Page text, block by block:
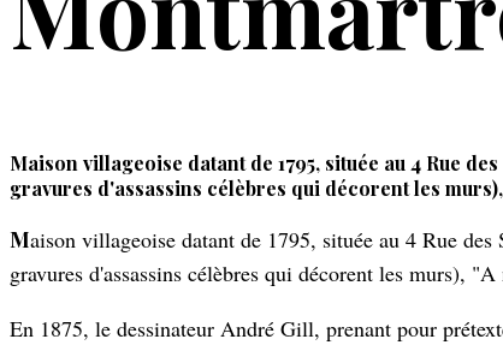
Maison villageoise datant de 1795, située au 4 Rue
gravures d'assassins célèbres qui décorent les
Maison villageoise datant de 1795, située au 4 Rue des Saules, le "Lapin Agile" a porté différentes appellations : "Rendez-vous des voleurs", "Cabaret des Assassins" (pour les
gravures d'assassins célèbres qui décorent les murs),
En 1875, le dessinateur André Gill, prenant pour